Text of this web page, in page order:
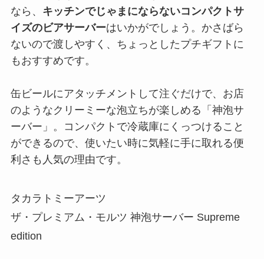
なら、 キッチンでじゃまにならないコンパクトサ
イズのビアサーバーはいかがでしょう。かさばら
ないので渡しやすく、ちょっとしたプチギフトに
もおすすめです。
缶ビールにアタッチメントして注ぐだけで、お店
のようなクリーミーな泡立ちが楽しめる「神泡サ
ーバー」。コンパクトで冷蔵庫にくっつけること
ができるので、使いたい時に気軽に手に取れる便
利さも人気の理由です。
タカラトミーアーツ
ザ・プレミアム・モルツ 神泡サーバー Supreme
edition